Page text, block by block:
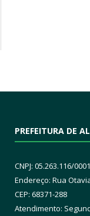
PREFEITURA DE
CNPJ: 05.263.116/
Endereço: Rua
CEP: 68371-288
Atendimento: